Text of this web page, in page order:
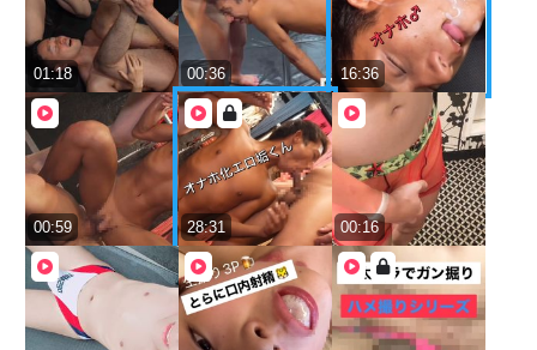
01:18 00:36 16:36
00:59 28:31 00:16